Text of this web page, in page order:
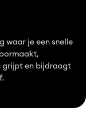
waar je een snelle
grijpt en bijdraagt